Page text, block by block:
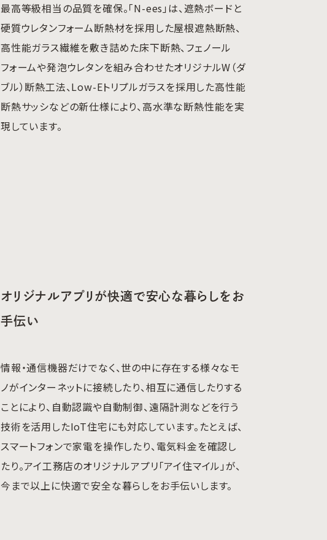
最高等級相当の品質を確保。「N-ees」は、遮熱ボードと
硬質ウレタンフォーム断熱材を採用した屋根遮熱断熱、
高性能ガラス繊維を敷き詰めた床下断熱、フェノール
フォームや発泡ウレタンを組み合わせたオリジナルW（ダ
ブル）断熱工法、Low-Eトリプルガラスを採用した高性能
断熱サッシなどの新仕様により、高水準な断熱性能を実
現しています。
オリジナルアプリが快適で安心な暮らしをお
手伝い
情報・通信機器だけでなく、世の中に存在する様々なモ
ノがインターネットに接続したり、相互に通信したりする
ことにより、自動認識や自動制御、遠隔計測などを行う
技術を活用したIoT住宅にも対応しています。たとえば、
スマートフォンで家電を操作したり、電気料金を確認し
たり。アイ工務店のオリジナルアプリ「アイ住マイル」が、
今まで以上に快適で安全な暮らしをお手伝いします。